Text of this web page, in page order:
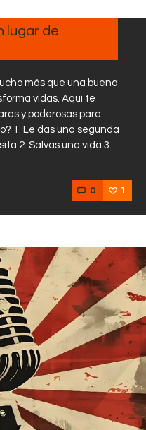
lugar de
más que una buena
vidas. Aquí te
y poderosas para
1. Le das una segunda
Salvas una vida.3.
0 1